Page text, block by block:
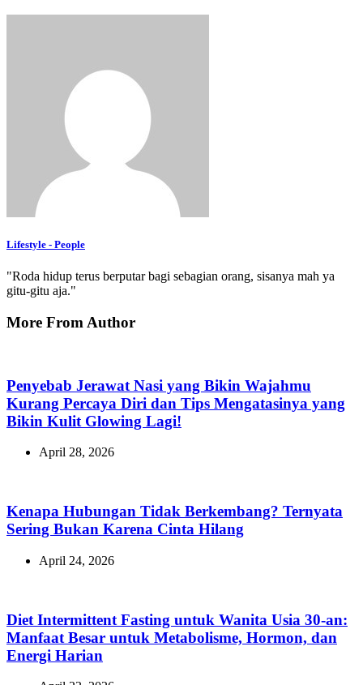
Lifestyle - People
"Roda hidup terus berputar bagi sebagian orang, sisanya mah ya
gitu-gitu aja."
More From Author
Penyebab Jerawat Nasi yang Bikin Wajahmu
Kurang Percaya Diri dan Tips Mengatasinya yang
Bikin Kulit Glowing Lagi!
April 28, 2026
Kenapa Hubungan Tidak Berkembang? Ternyata
Sering Bukan Karena Cinta Hilang
April 24, 2026
Diet Intermittent Fasting untuk Wanita Usia 30-an:
Manfaat Besar untuk Metabolisme, Hormon, dan
Energi Harian